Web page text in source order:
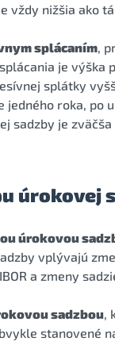
vždy nižšia ako
splácaním,
je
splátky
jedného roka,
sadzby je
úrokovej
úrokovou
vplývajú
a zmeny
sadzbou,
stanovené